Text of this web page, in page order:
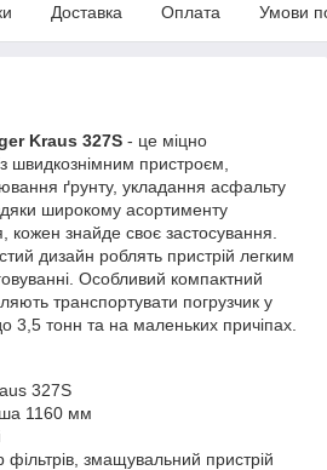
Доставка Оплата Умови
Kraus 327S - це міцно
швидкознімним пристроєм,
ґрунту, укладання асфальту
широкому асортименту
кожен знайде своє застосування.
дизайн роблять пристрій легким
Особливий компактний
транспортувати погрузчик у
3,5 тонн та на маленьких причіпах.
327S
1160 мм
фільтрів, змащувальний пристрій